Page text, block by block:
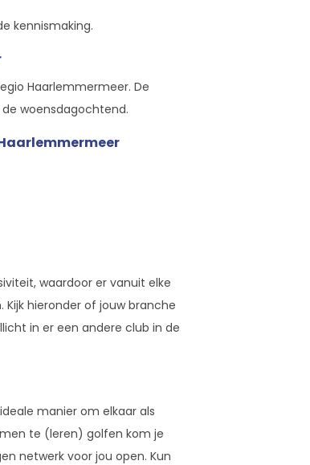
kennismaking.
Haarlemmermeer. De
woensdagochtend.
waardoor er vanuit elke
hieronder of jouw branche
in er een andere club in de
manier om elkaar als
te (leren) golfen kom je
netwerk voor jou open. Kun